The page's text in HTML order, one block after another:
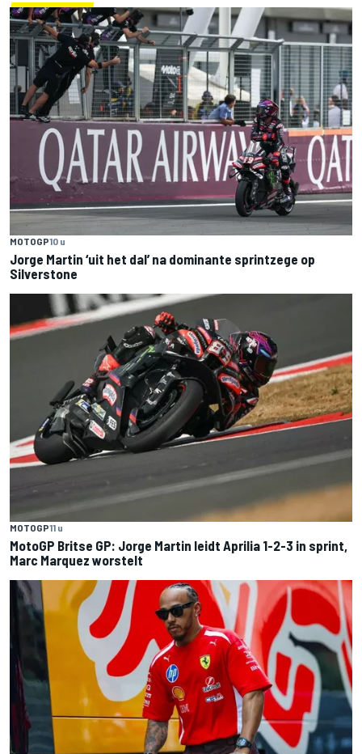
MOTOGP10 u
Jorge Martin ‘uit het dal’ na dominante sprintzege op
Silverstone
MOTOGP11 u
MotoGP Britse GP: Jorge Martin leidt Aprilia 1-2-3 in sprint,
Marc Marquez worstelt